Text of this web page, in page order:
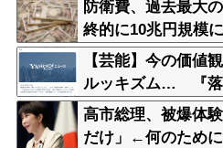
防衛費、過去最大
終的に10兆円規模
【芸能】今の価値
ルッキズム… 『落
更や改作、現代に
き
高市総理、被爆体
だけ」←何のため